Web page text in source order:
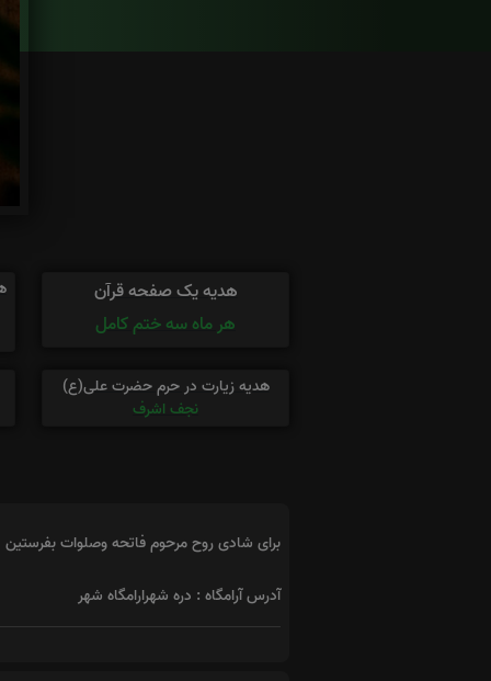
هدیه یک صفحه قرآن
هر ماه سه ختم کامل
هدیه زیارت در حرم حضرت علی(ع)
نجف اشرف
برای شادی روح مرحوم فاتحه وصلوات بفرستین
آدرس آرامگاه : دره شهرارامگاه شهر